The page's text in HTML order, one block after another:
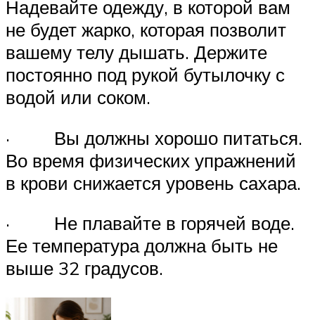
Надевайте одежду, в которой вам
не будет жарко, которая позволит
вашему телу дышать. Держите
постоянно под рукой бутылочку с
водой или соком.
· Вы должны хорошо питаться.
Во время физических упражнений
в крови снижается уровень сахара.
· Не плавайте в горячей воде.
Ее температура должна быть не
выше 32 градусов.